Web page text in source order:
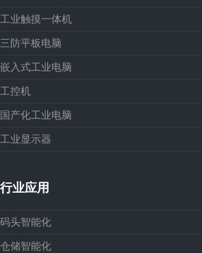
工业触摸一体机
三防平板电脑
嵌入式工业电脑
工控机
国产化工业电脑
工业显示器
行业应用
码头智能化
仓储智能化